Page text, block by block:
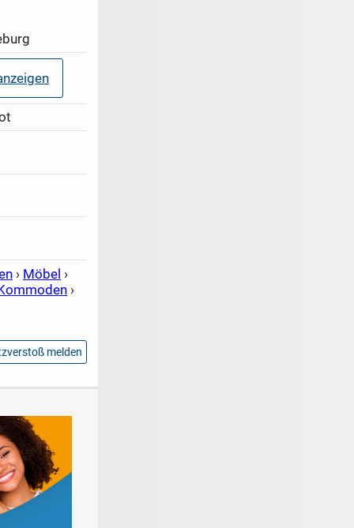
› Möbel ›
›
melden